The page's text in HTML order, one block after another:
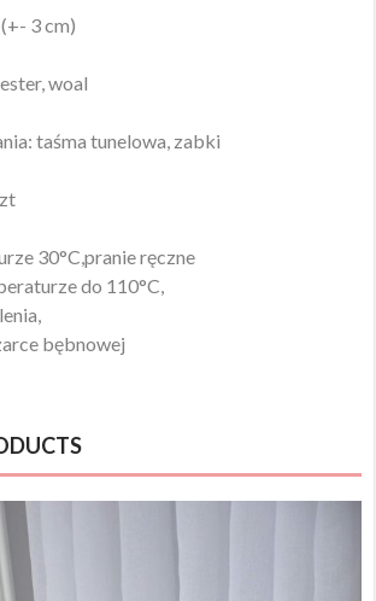
3 cm)
woal
taśma tunelowa, zabki
30°C,pranie ręczne
do 110°C,
bębnowej